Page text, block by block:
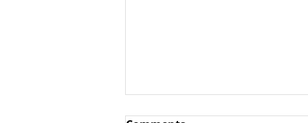
Аюрведичсекая